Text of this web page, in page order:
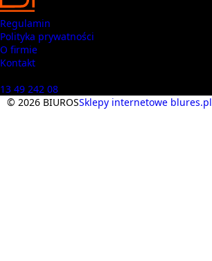
Regulamin
Polityka prywatności
O firmie
Kontakt
13 49 242 08
© 2026 BIUROSSklepy internetowe blures.pl